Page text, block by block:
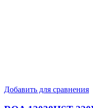
Добавить для сравнения